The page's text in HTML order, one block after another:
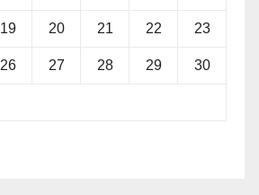
19 20 21 22 23
26 27 28 29 30